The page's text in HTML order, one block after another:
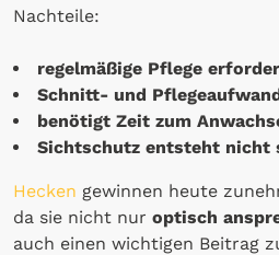
Nachteile:
regelmäßige Pflege
Schnitt- und
benötigt Zeit zum
Sichtschutz entsteht nicht
Hecken gewinnen heute
da sie nicht nur optisch
auch einen wichtigen Beitrag